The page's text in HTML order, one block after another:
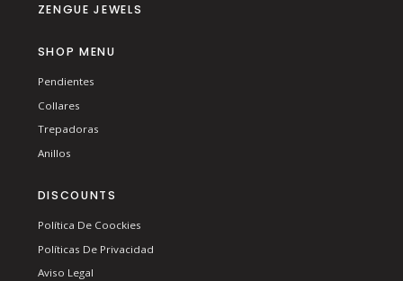
ZENGUE JEWELS
SHOP MENU
Pendientes
Collares
Trepadoras
Anillos
DISCOUNTS
Política De Coockies
Políticas De Privacidad
Aviso Legal